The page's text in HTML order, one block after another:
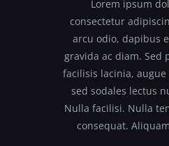
Lorem ipsum
consectetur
arcu odio, dapibus
gravida ac diam. Sed
facilisis lacinia,
sed sodales lectus
Nulla facilisi. Nulla
consequat.